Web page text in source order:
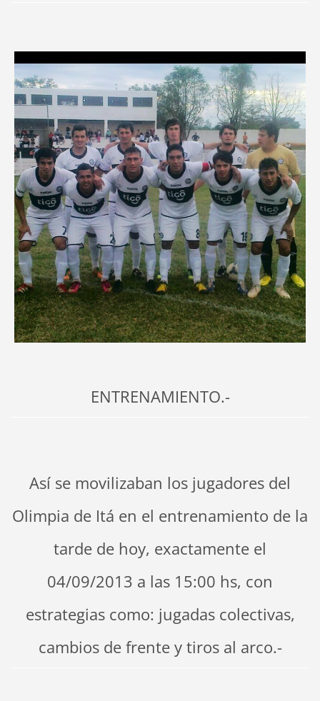
ENTRENAMIENTO.-
Así se movilizaban los jugadores del
Olimpia de Itá en el entrenamiento de la
tarde de hoy, exactamente el
04/09/2013 a las 15:00 hs, con
estrategias como: jugadas colectivas,
cambios de frente y tiros al arco.-